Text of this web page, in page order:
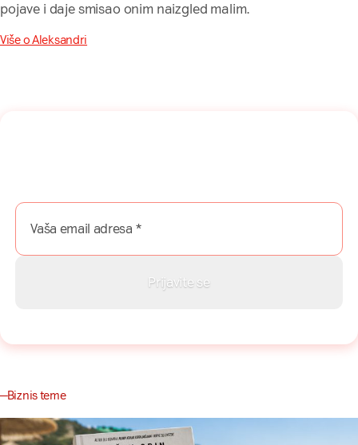
pojave i daje smisao onim naizgled malim.
Više o Aleksandri
Biznis teme